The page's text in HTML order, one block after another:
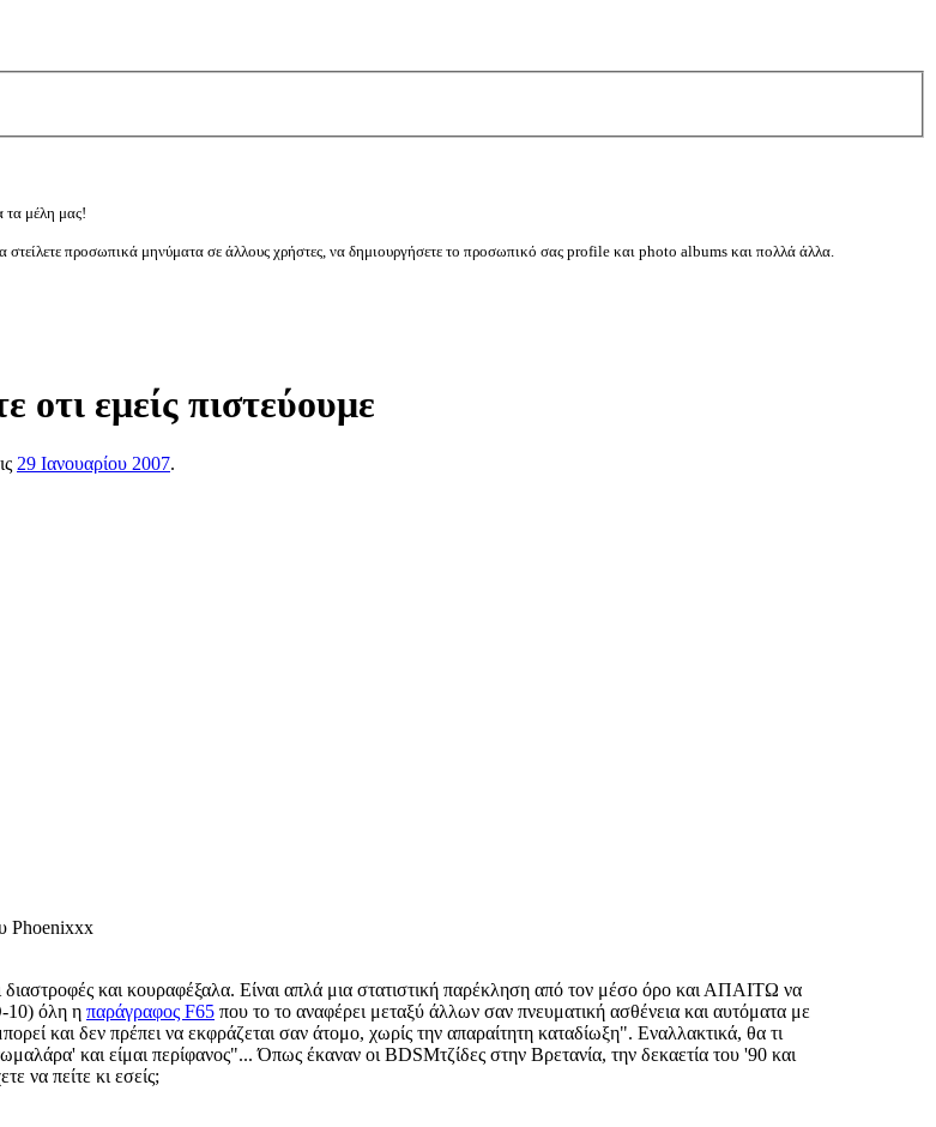
τα μέλη μας!
προσωπικά μηνύματα σε άλλους χρήστες, να δημιουργήσετε το προσωπικό σας profile και photo albums και πολλά άλλα.
οτι εμείς πιστεύουμε
29 Ιανουαρίου 2007.
Phoenixxx
και κουραφέξαλα. Είναι απλά μια στατιστική παρέκληση από τον μέσο όρο και ΑΠΑΙΤΩ να
10) όλη η παράγραφος F65 που το το αναφέρει μεταξύ άλλων σαν πνευματική ασθένεια και αυτόματα με
και δεν πρέπει να εκφράζεται σαν άτομο, χωρίς την απαραίτητη καταδίωξη". Εναλλακτικά, θα τι
και είμαι περίφανος"... Όπως έκαναν οι BDSMτζίδες στην Βρετανία, την δεκαετία του '90 και
να πείτε κι εσείς;